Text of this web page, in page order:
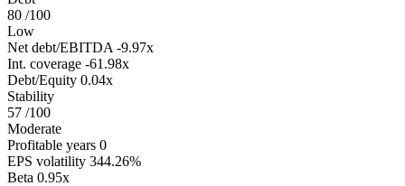
80 /100
Low
Net debt/EBITDA -9.97x
Int. coverage -61.98x
Debt/Equity 0.04x
Stability
57 /100
Moderate
Profitable years 0
EPS volatility 344.26%
Beta 0.95x